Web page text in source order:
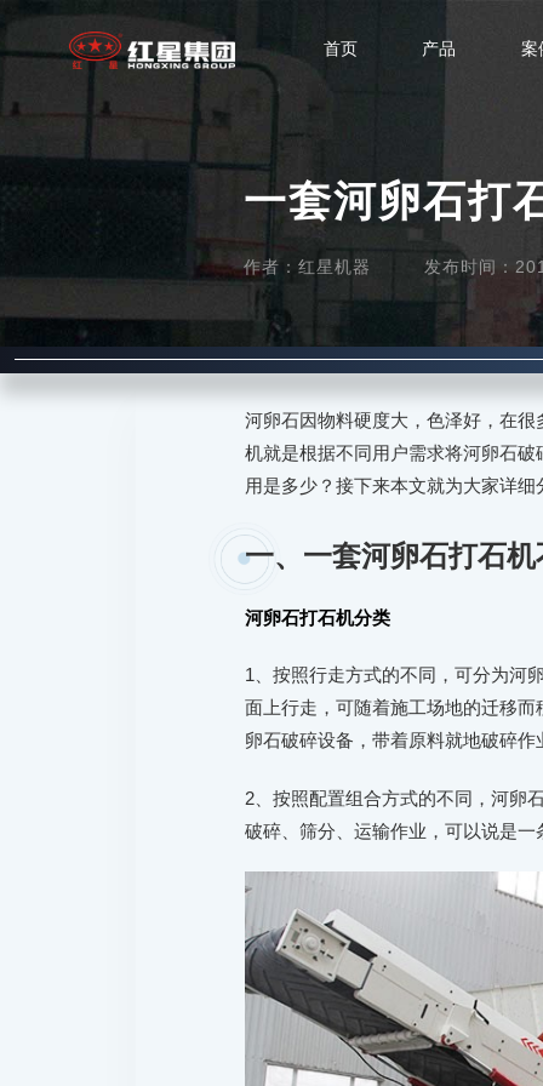
首页 产品 案
一套河卵石打
作者：红星机器 发布时间：
河卵石因物料硬度大，色泽好，在很
机就是根据不同用户需求将河卵石
用是多少？接下来本文就为大家详细
一、一套河卵石打石
河卵石打石机分类
1、按照行走方式的不同，可分为河
面上行走，可随着施工场地的迁移
卵石破碎设备，带着原料就地破碎
2、按照配置组合方式的不同，河卵
破碎、筛分、运输作业，可以说是